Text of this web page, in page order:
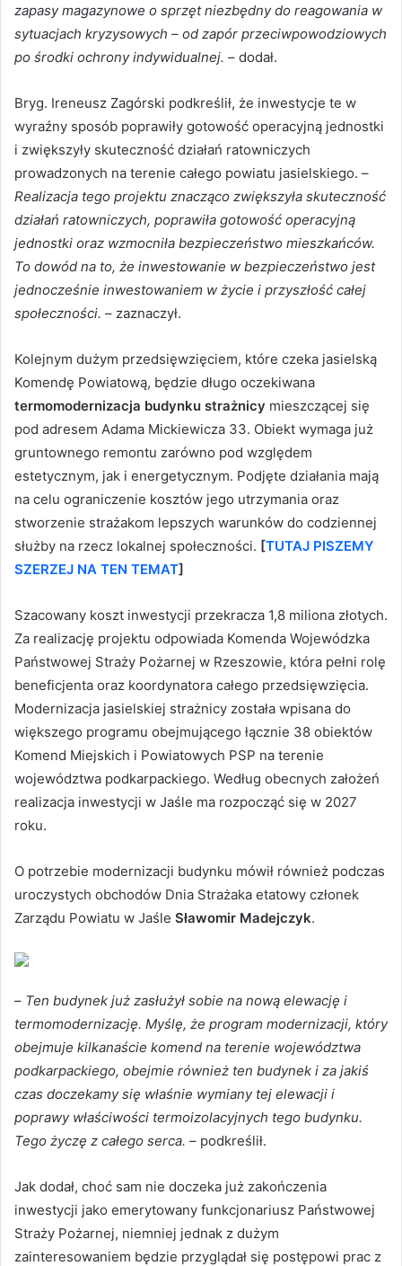
zapasy magazynowe o sprzęt niezbędny do reagowania w
sytuacjach kryzysowych – od zapór przeciwpowodziowych
po środki ochrony indywidualnej. – dodał.
Bryg. Ireneusz Zagórski podkreślił, że inwestycje te w
wyraźny sposób poprawiły gotowość operacyjną jednostki
i zwiększyły skuteczność działań ratowniczych
prowadzonych na terenie całego powiatu jasielskiego. –
Realizacja tego projektu znacząco zwiększyła skuteczność
działań ratowniczych, poprawiła gotowość operacyjną
jednostki oraz wzmocniła bezpieczeństwo mieszkańców.
To dowód na to, że inwestowanie w bezpieczeństwo jest
jednocześnie inwestowaniem w życie i przyszłość całej
społeczności. – zaznaczył.
Kolejnym dużym przedsięwzięciem, które czeka jasielską
Komendę Powiatową, będzie długo oczekiwana
termomodernizacja budynku strażnicy mieszczącej się
pod adresem Adama Mickiewicza 33. Obiekt wymaga już
gruntownego remontu zarówno pod względem
estetycznym, jak i energetycznym. Podjęte działania mają
na celu ograniczenie kosztów jego utrzymania oraz
stworzenie strażakom lepszych warunków do codziennej
służby na rzecz lokalnej społeczności. [TUTAJ PISZEMY
SZERZEJ NA TEN TEMAT]
Szacowany koszt inwestycji przekracza 1,8 miliona złotych.
Za realizację projektu odpowiada Komenda Wojewódzka
Państwowej Straży Pożarnej w Rzeszowie, która pełni rolę
beneficjenta oraz koordynatora całego przedsięwzięcia.
Modernizacja jasielskiej strażnicy została wpisana do
większego programu obejmującego łącznie 38 obiektów
Komend Miejskich i Powiatowych PSP na terenie
województwa podkarpackiego. Według obecnych założeń
realizacja inwestycji w Jaśle ma rozpocząć się w 2027
roku.
O potrzebie modernizacji budynku mówił również podczas
uroczystych obchodów Dnia Strażaka etatowy członek
Zarządu Powiatu w Jaśle Sławomir Madejczyk.
– Ten budynek już zasłużył sobie na nową elewację i
termomodernizację. Myślę, że program modernizacji, który
obejmuje kilkanaście komend na terenie województwa
podkarpackiego, obejmie również ten budynek i za jakiś
czas doczekamy się właśnie wymiany tej elewacji i
poprawy właściwości termoizolacyjnych tego budynku.
Tego życzę z całego serca. – podkreślił.
Jak dodał, choć sam nie doczeka już zakończenia
inwestycji jako emerytowany funkcjonariusz Państwowej
Straży Pożarnej, niemniej jednak z dużym
zainteresowaniem będzie przyglądał się postępowi prac z